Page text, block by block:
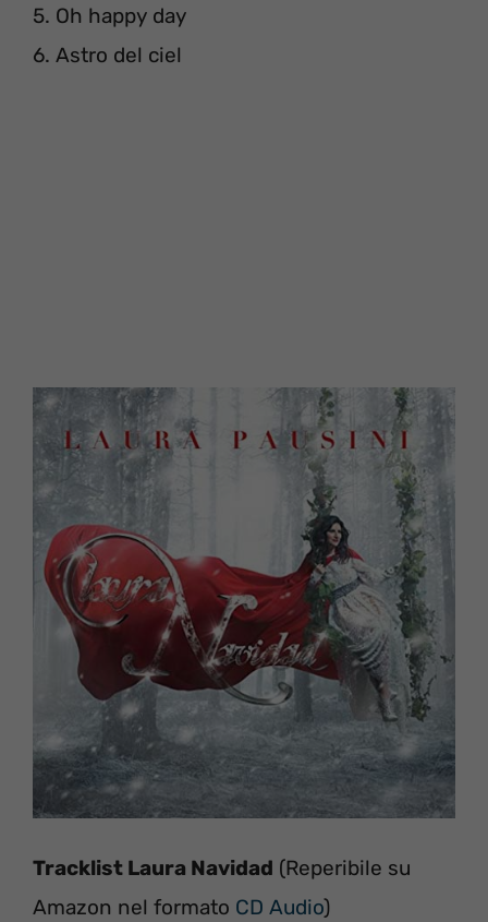
5. Oh happy day
6. Astro del ciel
Tracklist Laura Navidad (Reperibile su
Amazon nel formato CD Audio)